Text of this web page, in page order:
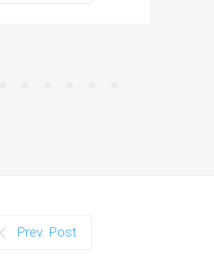
Prev. Post